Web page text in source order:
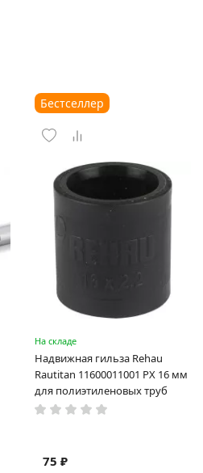
Бестселлер
На складе
Надвижная гильза Rehau
Rautitan 11600011001 PX 16 мм
для полиэтиленовых труб
75 ₽